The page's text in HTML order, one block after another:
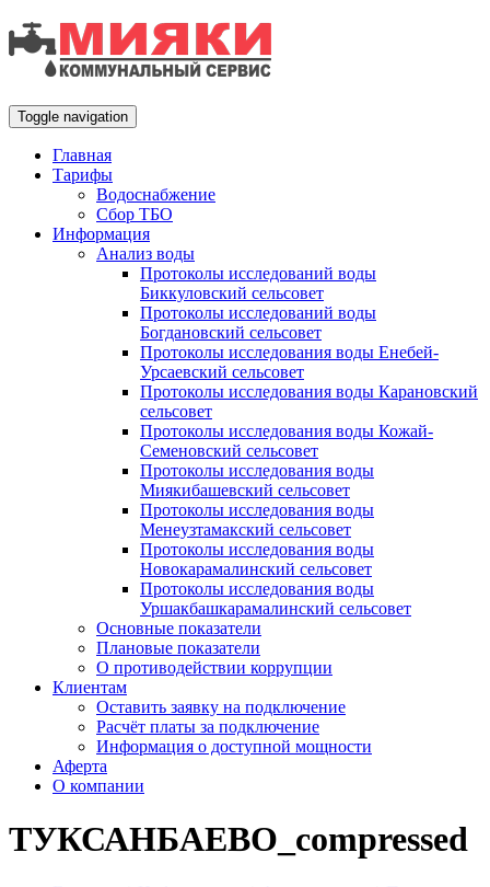
Toggle navigation
Главная
Тарифы
Водоснабжение
Сбор ТБО
Информация
Анализ воды
Протоколы исследований воды
Биккуловский сельсовет
Протоколы исследований воды
Богдановский сельсовет
Протоколы исследования воды Енебей-
Урсаевский сельсовет
Протоколы исследования воды Карановский
сельсовет
Протоколы исследования воды Кожай-
Семеновский сельсовет
Протоколы исследования воды
Миякибашевский сельсовет
Протоколы исследования воды
Менеузтамакский сельсовет
Протоколы исследования воды
Новокарамалинский сельсовет
Протоколы исследования воды
Уршакбашкарамалинский сельсовет
Основные показатели
Плановые показатели
О противодействии коррупции
Клиентам
Оставить заявку на подключение
Расчёт платы за подключение
Информация о доступной мощности
Аферта
О компании
ТУКСАНБАЕВО_compressed